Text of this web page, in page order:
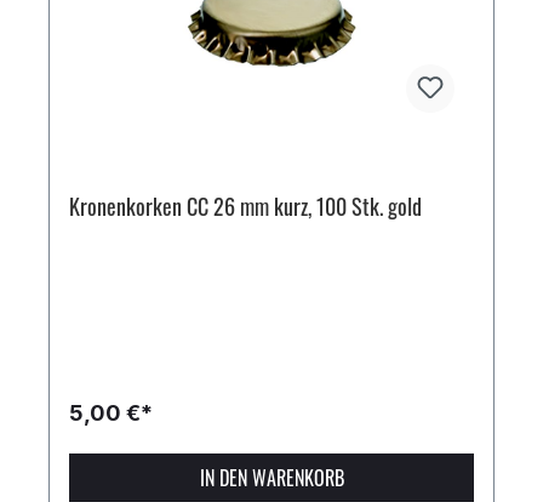
Kronenkorken CC 26 mm kurz, 100 Stk. gold
5,00 €*
IN DEN WARENKORB